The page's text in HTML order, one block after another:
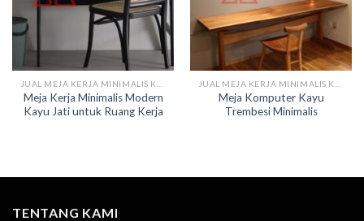
Meja Kerja Minimalis Modern
Kayu Jati untuk Ruang Kerja
Meja Komputer Kayu
Trembesi Minimalis
TENTANG KAMI